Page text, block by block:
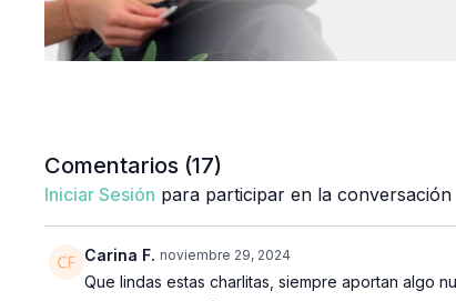
Comentarios (17)
Iniciar Sesión para participar en la conversación
Carina F. noviembre 29, 2024
Que lindas estas charlitas, siempre aportan algo